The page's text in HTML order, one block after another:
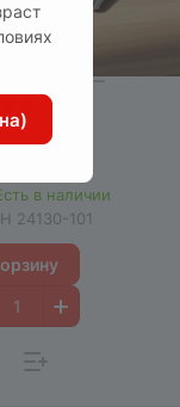
шалун
в наличии
24130-101